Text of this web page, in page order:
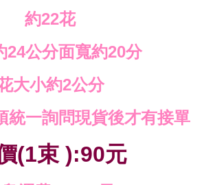
約22花
24公分面寬約20分
大小約2公分
統一詢問現貨後才有接單
(1束 ):90元